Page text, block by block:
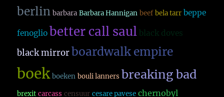
berlin barbara Barbara Hannigan beef bela tarr beppe
fenoglio better call saul black doves
black mirror boardwalk empire
boek boeken bouli lanners breaking bad
brexit carcass censuur cesare pavese chernobyl